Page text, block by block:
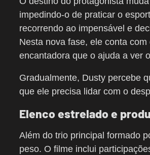
impedindo-o de praticar o
recorrendo ao impensável e
Nesta nova fase, ele conta
encantadora que o ajuda a ver
Gradualmente, Dusty percebe
que ele precisa lidar com o
Elenco estrelado e
Além do trio principal formado
peso. O filme inclui